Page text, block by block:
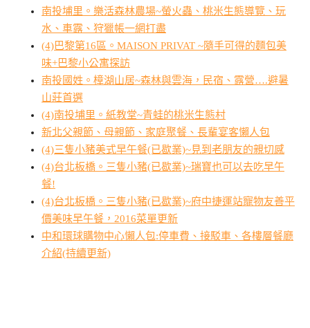
南投埔里。樂活森林農場~螢火蟲、桃米生態導覽、玩
水、車露、狩獵帳一網打盡
(4)巴黎第16區。MAISON PRIVAT ~隨手可得的麵包美
味+巴黎小公寓探訪
南投國姓。樟湖山居~森林與雲海，民宿、露營….避暑
山莊首選
(4)南投埔里。紙教堂~青蛙的桃米生態村
新北父親節、母親節、家庭聚餐、長輩宴客懶人包
(4)三隻小豬美式早午餐(已歇業)~見到老朋友的親切感
(4)台北板橋。三隻小豬(已歇業)~瑞寶也可以去吃早午
餐!
(4)台北板橋。三隻小豬(已歇業)~府中捷運站寵物友善平
價美味早午餐，2016菜單更新
中和環球購物中心懶人包:停車費、接駁車、各樓層餐廳
介紹(持續更新)